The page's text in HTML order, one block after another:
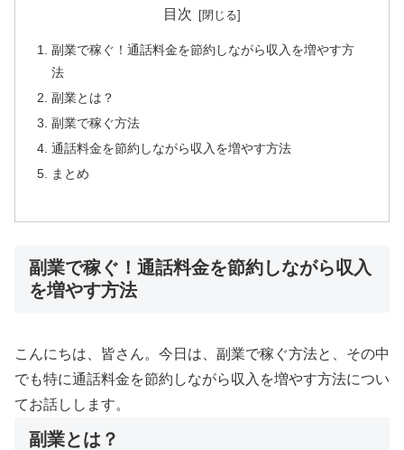
目次
副業で稼ぐ！通話料金を節約しながら収入を増やす方
法
副業とは？
副業で稼ぐ方法
通話料金を節約しながら収入を増やす方法
まとめ
副業で稼ぐ！通話料金を節約しながら収入
を増やす方法
こんにちは、皆さん。今日は、副業で稼ぐ方法と、その中
でも特に通話料金を節約しながら収入を増やす方法につい
てお話しします。
副業とは？